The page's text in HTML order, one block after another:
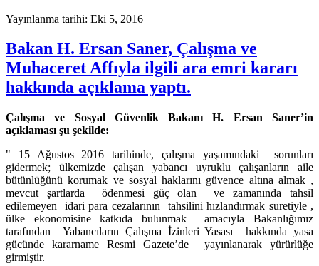
Yayınlanma tarihi: Eki 5, 2016
Bakan H. Ersan Saner, Çalışma ve
Muhaceret Affıyla ilgili ara emri kararı
hakkında açıklama yaptı.
Çalışma ve Sosyal Güvenlik Bakanı H. Ersan Saner’in
açıklaması şu şekilde:
" 15 Ağustos 2016 tarihinde, çalışma yaşamındaki sorunları
gidermek; ülkemizde çalışan yabancı uyruklu çalışanların aile
bütünlüğünü korumak ve sosyal haklarını güvence altına almak ,
mevcut şartlarda ödenmesi güç olan ve zamanında tahsil
edilemeyen idari para cezalarının tahsilini hızlandırmak suretiyle ,
ülke ekonomisine katkıda bulunmak amacıyla Bakanlığımız
tarafından Yabancıların Çalışma İzinleri Yasası hakkında yasa
gücünde kararname Resmi Gazete’de yayınlanarak yürürlüğe
girmiştir.